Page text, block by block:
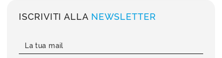
ISCRIVITI ALLA NEWSLETTER